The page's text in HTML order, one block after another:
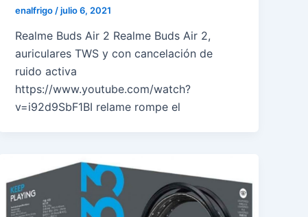
enalfrigo /julio 6, 2021
Realme Buds Air 2 Realme Buds Air 2,
auriculares TWS y con cancelación de
ruido activa
https://www.youtube.com/watch?
v=i92d9SbF1BI relame rompe el